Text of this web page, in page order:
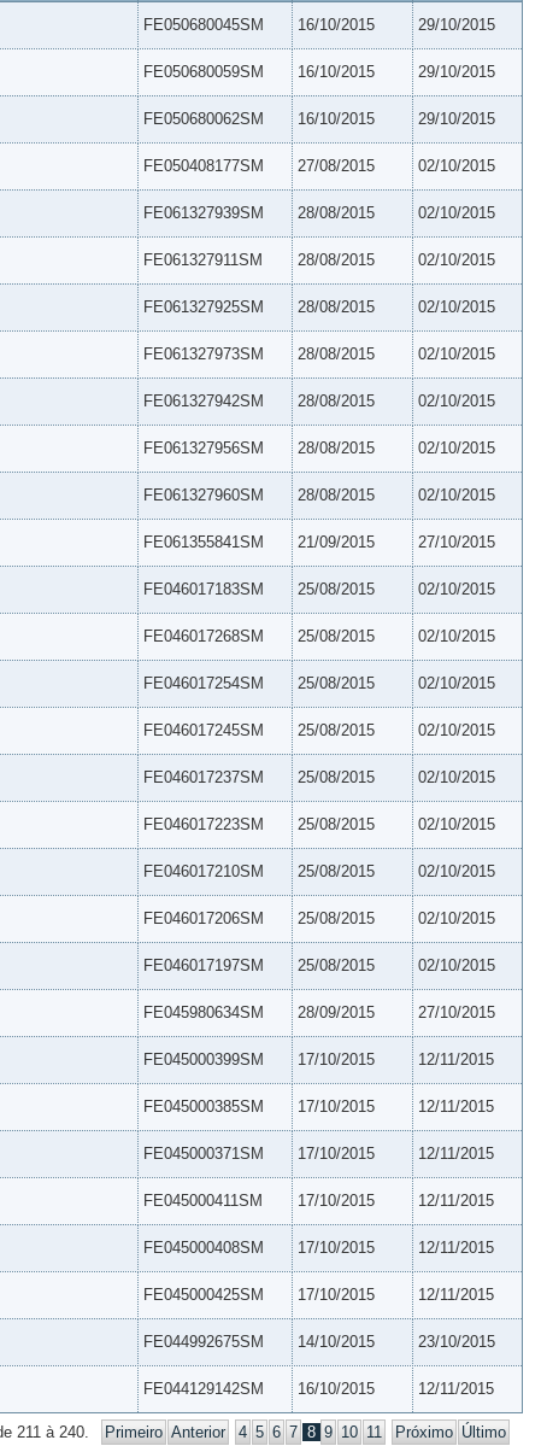
FE050680045SM 16/10/2015 29/10/2015
FE050680059SM 16/10/2015 29/10/2015
FE050680062SM 16/10/2015 29/10/2015
FE050408177SM 27/08/2015 02/10/2015
FE061327939SM 28/08/2015 02/10/2015
FE061327911SM 28/08/2015 02/10/2015
FE061327925SM 28/08/2015 02/10/2015
FE061327973SM 28/08/2015 02/10/2015
FE061327942SM 28/08/2015 02/10/2015
FE061327956SM 28/08/2015 02/10/2015
FE061327960SM 28/08/2015 02/10/2015
FE061355841SM 21/09/2015 27/10/2015
FE046017183SM 25/08/2015 02/10/2015
FE046017268SM 25/08/2015 02/10/2015
FE046017254SM 25/08/2015 02/10/2015
FE046017245SM 25/08/2015 02/10/2015
FE046017237SM 25/08/2015 02/10/2015
FE046017223SM 25/08/2015 02/10/2015
FE046017210SM 25/08/2015 02/10/2015
FE046017206SM 25/08/2015 02/10/2015
FE046017197SM 25/08/2015 02/10/2015
FE045980634SM 28/09/2015 27/10/2015
FE045000399SM 17/10/2015 12/11/2015
FE045000385SM 17/10/2015 12/11/2015
FE045000371SM 17/10/2015 12/11/2015
FE045000411SM 17/10/2015 12/11/2015
FE045000408SM 17/10/2015 12/11/2015
FE045000425SM 17/10/2015 12/11/2015
FE044992675SM 14/10/2015 23/10/2015
FE044129142SM 16/10/2015 12/11/2015
211 à 240. Primeiro Anterior 4 5 6 7 8 9 10 11 Próximo Último